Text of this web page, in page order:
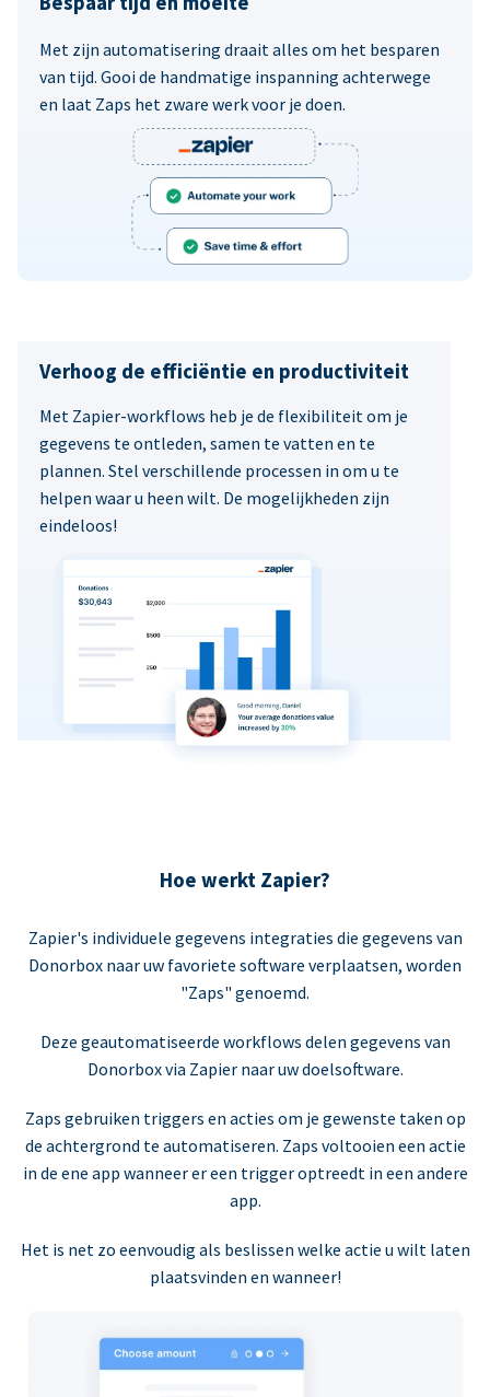
Met zijn automatisering draait alles om het besparen
van tijd. Gooi de handmatige inspanning achterwege
en laat Zaps het zware werk voor je doen.
Verhoog de efficiëntie en productiviteit
Met Zapier-workflows heb je de flexibiliteit om je
gegevens te ontleden, samen te vatten en te
plannen. Stel verschillende processen in om u te
helpen waar u heen wilt. De mogelijkheden zijn
eindeloos!
Hoe werkt Zapier?
Zapier's individuele gegevens integraties die gegevens van
Donorbox naar uw favoriete software verplaatsen, worden
"Zaps" genoemd.
Deze geautomatiseerde workflows delen gegevens van
Donorbox via Zapier naar uw doelsoftware.
Zaps gebruiken triggers en acties om je gewenste taken op
de achtergrond te automatiseren. Zaps voltooien een actie
in de ene app wanneer er een trigger optreedt in een andere
app.
Het is net zo eenvoudig als beslissen welke actie u wilt laten
plaatsvinden en wanneer!